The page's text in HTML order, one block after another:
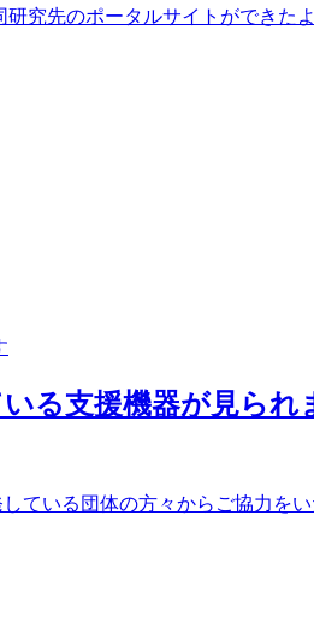
究先のポータルサイトができた
る支援機器が見られ
ている団体の方々からご協力を